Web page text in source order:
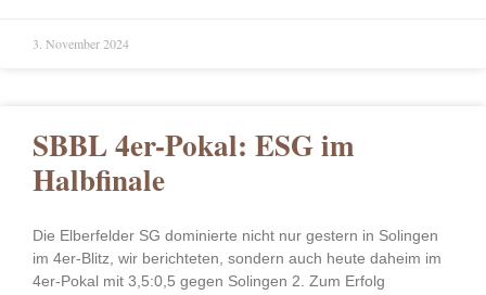
3. November 2024
SBBL 4er-Pokal: ESG im
Halbfinale
Die Elberfelder SG dominierte nicht nur gestern in Solingen
im 4er-Blitz, wir berichteten, sondern auch heute daheim im
4er-Pokal mit 3,5:0,5 gegen Solingen 2. Zum Erfolg